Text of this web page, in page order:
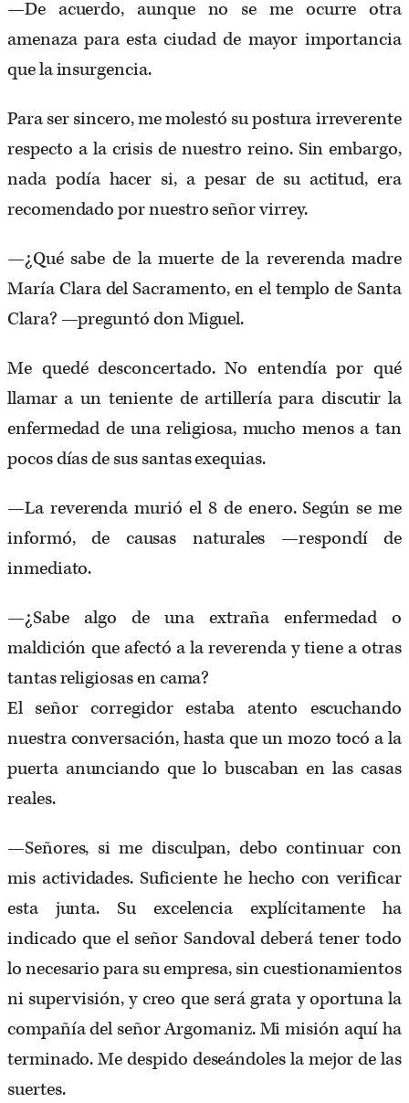
—De acuerdo, aunque no se me ocurre otra
amenaza para esta ciudad de mayor importancia
que la insurgencia.
Para ser sincero, me molestó su postura irreverente
respecto a la crisis de nuestro reino. Sin embargo,
nada podía hacer si, a pesar de su actitud, era
recomendado por nuestro señor virrey.
—¿Qué sabe de la muerte de la reverenda madre
María Clara del Sacramento, en el templo de Santa
Clara? —preguntó don Miguel.
Me quedé desconcertado. No entendía por qué
llamar a un teniente de artillería para discutir la
enfermedad de una religiosa, mucho menos a tan
pocos días de sus santas exequias.
—La reverenda murió el 8 de enero. Según se me
informó, de causas naturales —respondí de
inmediato.
—¿Sabe algo de una extraña enfermedad o
maldición que afectó a la reverenda y tiene a otras
tantas religiosas en cama?
El señor corregidor estaba atento escuchando
nuestra conversación, hasta que un mozo tocó a la
puerta anunciando que lo buscaban en las casas
reales.
—Señores, si me disculpan, debo continuar con
mis actividades. Suficiente he hecho con verificar
esta junta. Su excelencia explícitamente ha
indicado que el señor Sandoval deberá tener todo
lo necesario para su empresa, sin cuestionamientos
ni supervisión, y creo que será grata y oportuna la
compañía del señor Argomaniz. Mi misión aquí ha
terminado. Me despido deseándoles la mejor de las
suertes.